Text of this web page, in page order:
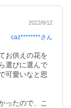
2022/8/12
caz********さん
お供えの花を
選びに選んで
可愛いなと思
ったので、こ